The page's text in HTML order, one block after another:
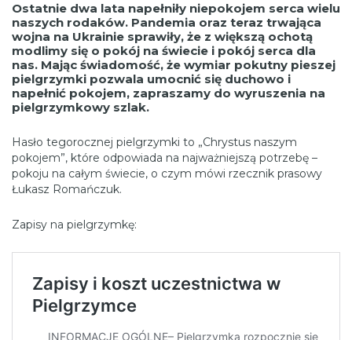
Ostatnie dwa lata napełniły niepokojem serca wielu
naszych rodaków. Pandemia oraz teraz trwająca
wojna na Ukrainie sprawiły, że z większą ochotą
modlimy się o pokój na świecie i pokój serca dla
nas. Mając świadomość, że wymiar pokutny pieszej
pielgrzymki pozwala umocnić się duchowo i
napełnić pokojem, zapraszamy do wyruszenia na
pielgrzymkowy szlak.
Hasło tegorocznej pielgrzymki to „Chrystus naszym
pokojem”, które odpowiada na najważniejszą potrzebę –
pokoju na całym świecie, o czym mówi rzecznik prasowy
Łukasz Romańczuk.
Zapisy na pielgrzymkę: